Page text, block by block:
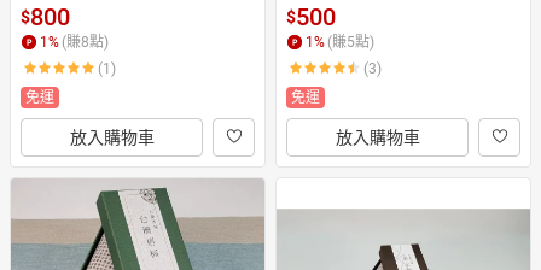
$800
1% (賺8點)
(1)
免運
放入購物車
$500
1% (賺5點)
(3)
免運
放入購物車